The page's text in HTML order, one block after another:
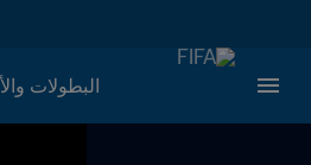
البطولات